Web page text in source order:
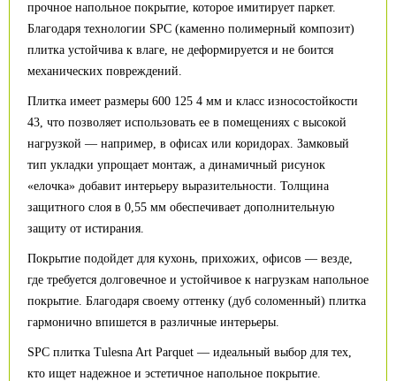
прочное напольное покрытие, которое имитирует паркет.
Благодаря технологии SPC (каменно полимерный композит)
плитка устойчива к влаге, не деформируется и не боится
механических повреждений.
Плитка имеет размеры 600 125 4 мм и класс износостойкости
43, что позволяет использовать ее в помещениях с высокой
нагрузкой — например, в офисах или коридорах. Замковый
тип укладки упрощает монтаж, а динамичный рисунок
«елочка» добавит интерьеру выразительности. Толщина
защитного слоя в 0,55 мм обеспечивает дополнительную
защиту от истирания.
Покрытие подойдет для кухонь, прихожих, офисов — везде,
где требуется долговечное и устойчивое к нагрузкам напольное
покрытие. Благодаря своему оттенку (дуб соломенный) плитка
гармонично впишется в различные интерьеры.
SPC плитка Tulesna Art Parquet — идеальный выбор для тех,
кто ищет надежное и эстетичное напольное покрытие.